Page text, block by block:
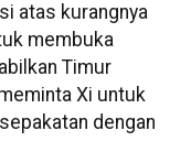
atas kurangnya
membuka
Timur
Xi untuk
dengan